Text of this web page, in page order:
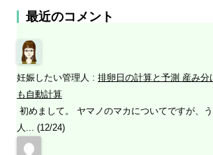
最近のコメント
妊娠したい管理人 : 排卵日の計算と予測 産み分
も自動計算
初めまして。 ヤマノのマカについてですが、
人... (12/24)